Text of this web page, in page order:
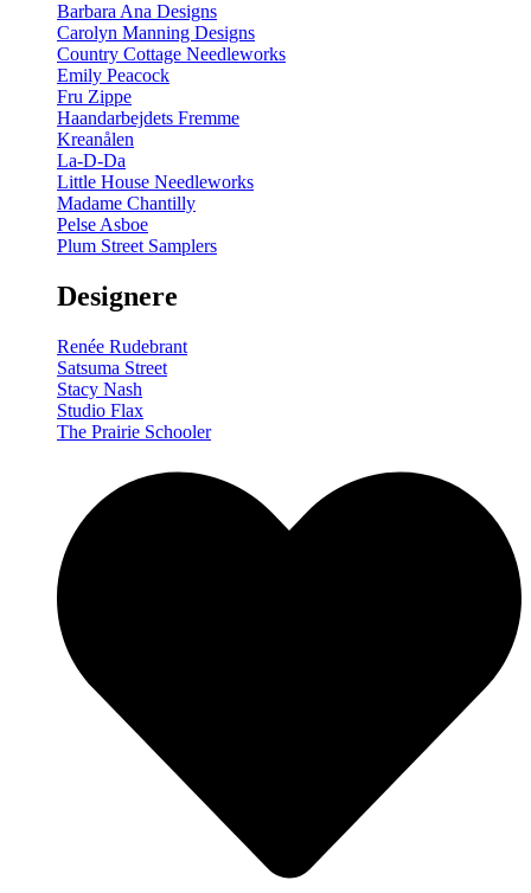
Barbara Ana Designs
Carolyn Manning Designs
Country Cottage Needleworks
Emily Peacock
Fru Zippe
Haandarbejdets Fremme
Kreanålen
La-D-Da
Little House Needleworks
Madame Chantilly
Pelse Asboe
Plum Street Samplers
Designere
Renée Rudebrant
Satsuma Street
Stacy Nash
Studio Flax
The Prairie Schooler